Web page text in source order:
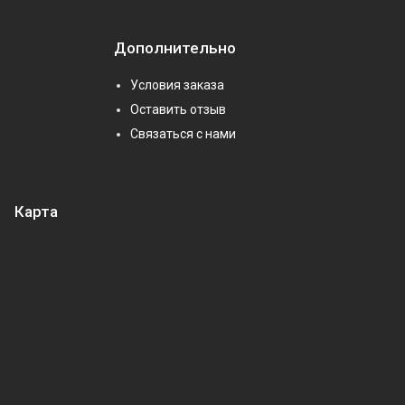
Дополнительно
Условия заказа
Оставить отзыв
Связаться с нами
Карта